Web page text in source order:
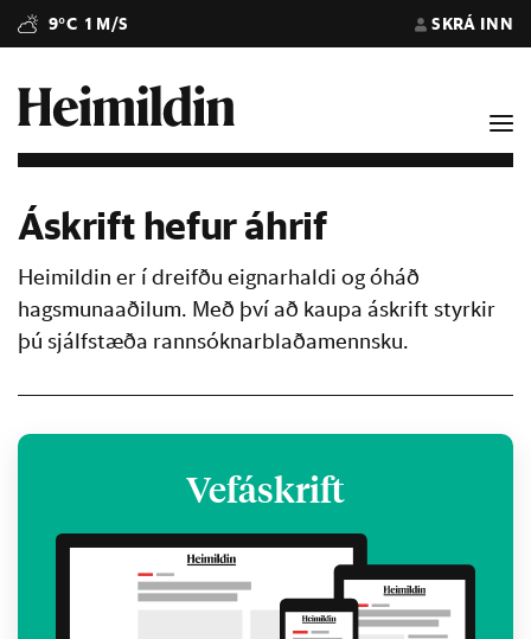
9°C 1 M/S SKRÁ INN
Áskrift hefur áhrif
Heimildin er í dreifðu eignarhaldi og óháð
hagsmunaaðilum. Með því að kaupa áskrift styrkir
þú sjálfstæða rannsóknarblaðamennsku.
Vefáskrift